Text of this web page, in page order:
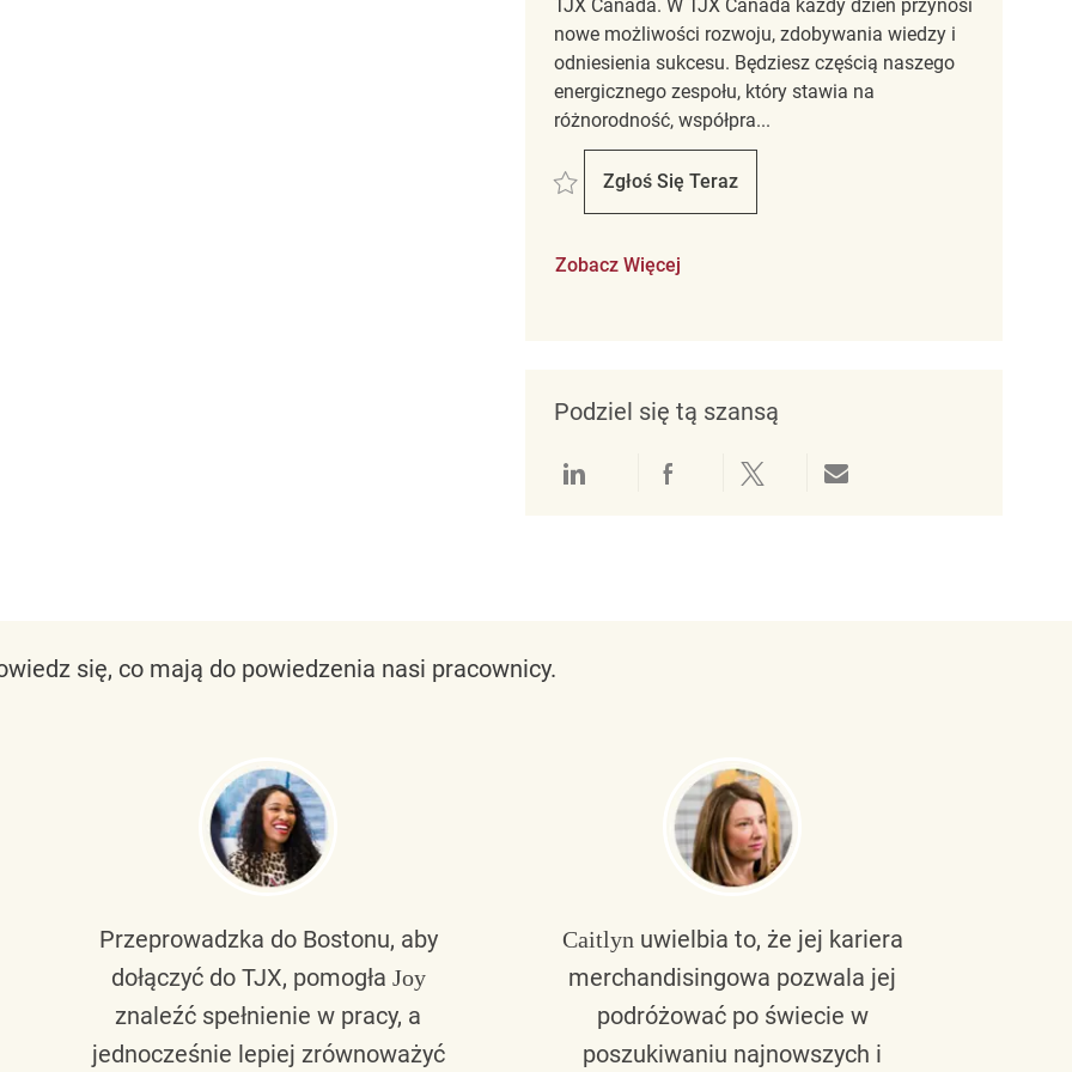
TJX Canada. W TJX Canada każdy dzień przynosi
nowe możliwości rozwoju, zdobywania wiedzy i
odniesienia sukcesu. Będziesz częścią naszego
energicznego zespołu, który stawia na
różnorodność, współpra...
Zapisać Retail Store Associate PT Winners/Homesense-RIO CAN REQ139210
Zgłoś Się Teraz
Retail Store Associate PT Winners/
Zobacz Więcej
Podziel się tą szansą
Udostępnianie przez LinkedIn
Udostępnianie przez Facebook
Udostępnij przez Twitter
Udostępnianie przez e-mail
się, co mają do powiedzenia nasi pracownicy.
Przeprowadzka do Bostonu, aby
dołączyć do TJX, pomogła Joy
znaleźć spełnienie w pracy, a
jednocześnie lepiej zrównoważyć
Caitlynuwielbia to, że jej kariera
merchandisingowa pozwala jej
podróżować po świecie w
poszukiwaniu najnowszych i